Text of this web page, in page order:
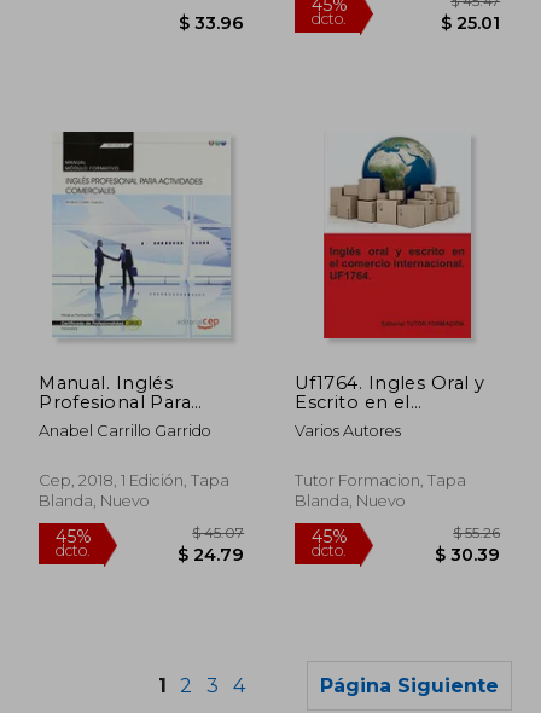
45%
dcto.
$ 58.90
$ 32.39
Manual. Inglés
Profesional Para
Actividades
Comerciales
Transversal).
Certificados de
Anabel Carrillo Garrido
Cep, 2018, 1 Edición, Tapa
Blanda, Nuevo
Uf1764. Ingles Oral y
Escrito en el
Comercio
Internacional
Varios Autores
Tutor Formacion, Tapa
Blanda, Nuevo
1 2 3 4 Página Siguiente